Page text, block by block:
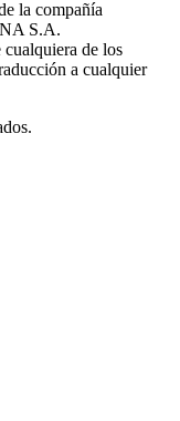
la compañía
S.A.
de los
a cualquier